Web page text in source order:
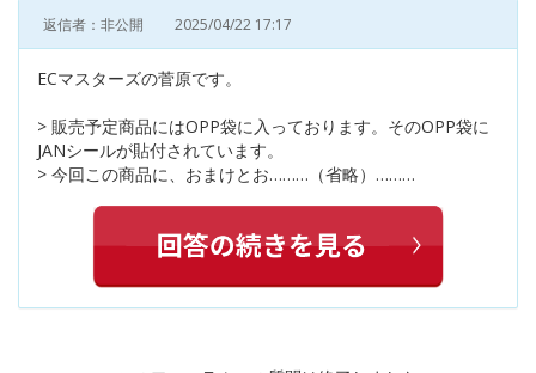
返信者：非公開 2025/04/22 17:17
ECマスターズの菅原です。
> 販売予定商品にはOPP袋に入っております。そのOPP袋に
JANシールが貼付されています。
> 今回この商品に、おまけとお………（省略）………